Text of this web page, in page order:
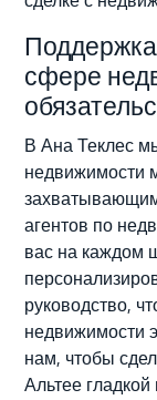
сфере
В Ана Теклес
недвижимости
агентов по
вас на каждом
руководство,
недвижимости
нам, чтобы
Альтее